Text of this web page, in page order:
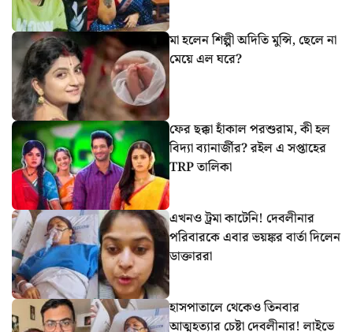
মা হলেন শিল্পী অদিতি মুন্সি, ছেলে না
মেয়ে এল ঘরে?
ফের ছক্কা হাঁকাল পরশুরাম, কী হল
বিদ্যা ব্যানার্জীর? রইল এ সপ্তাহের
TRP তালিকা
এখনও ট্রমা কাটেনি! দেবলীনার
পরিবারকে এবার ভয়ঙ্কর বার্তা দিলেন
ডাক্তাররা
হাসপাতালে থেকেও তিনবার
আত্মহত্যার চেষ্টা দেবলীনার! লাইভে